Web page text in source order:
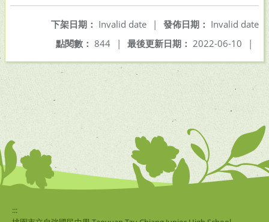
發佈日期： Invalid date
下架日期： Invalid date
|
最後更新日期： 2022-06-10 |
點閱數： 844 |
:::